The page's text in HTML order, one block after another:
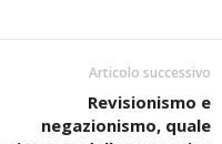
Articolo successivo
Revisionismo e
negazionismo, quale